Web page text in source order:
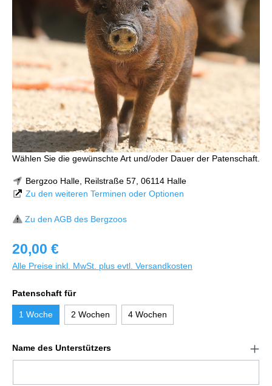
Wählen Sie die gewünschte Art und/oder Dauer der Patenschaft.
Bergzoo Halle, Reilstraße 57, 06114 Halle
Zu den weiteren Terminen oder Optionen
Zu den AGB des Bergzoos
20,00 €
Alle Preise inkl. MwSt. plus evtl. Versandkosten
Patenschaft für
1 Woche 2 Wochen 4 Wochen
Name des Unterstützers